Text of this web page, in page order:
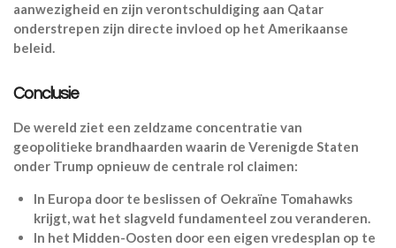
aanwezigheid en zijn verontschuldiging aan Qatar
onderstrepen zijn directe invloed op het Amerikaanse
beleid.
Conclusie
De wereld ziet een zeldzame concentratie van
geopolitieke brandhaarden waarin de Verenigde Staten
onder Trump opnieuw de centrale rol claimen:
In Europa door te beslissen of Oekraïne Tomahawks
krijgt, wat het slagveld fundamenteel zou veranderen.
In het Midden-Oosten door een eigen vredesplan op te